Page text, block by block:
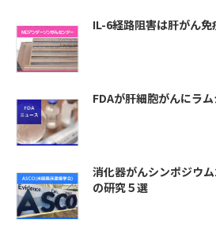
IL-6経路阻害は肝がん
FDAが肝細胞がんにラ
消化器がんシンポジウ
の研究５選